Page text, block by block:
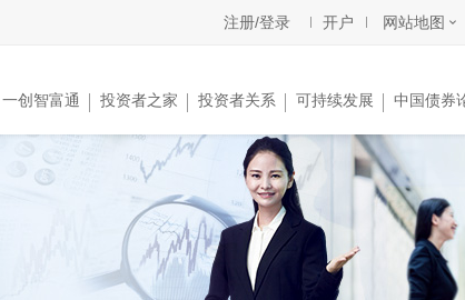
注册/登录 开户 网站地图
一创智富通 投资者之家 投资者关系 可持续发展 中国债券